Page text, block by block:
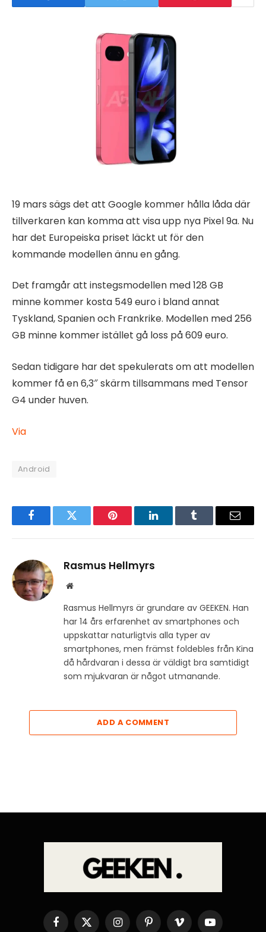
19 mars sägs det att Google kommer hålla låda där
tillverkaren kan komma att visa upp nya Pixel 9a. Nu
har det Europeiska priset läckt ut för den
kommande modellen ännu en gång.
Det framgår att instegsmodellen med 128 GB
minne kommer kosta 549 euro i bland annat
Tyskland, Spanien och Frankrike. Modellen med 256
GB minne kommer istället gå loss på 609 euro.
Sedan tidigare har det spekulerats om att modellen
kommer få en 6,3″ skärm tillsammans med Tensor
G4 under huven.
Via
Android
FacebookTwitter Pinterest LinkedInTumblr Email
Rasmus Hellmyrs
Website
Rasmus Hellmyrs är grundare av GEEKEN. Han
har 14 års erfarenhet av smartphones och
uppskattar naturligtvis alla typer av
smartphones, men främst foldebles från Kina
då hårdvaran i dessa är väldigt bra samtidigt
som mjukvaran är något utmanande.
ADD A COMMENT
Facebook
X InstagramPinterestVimeo YouTube